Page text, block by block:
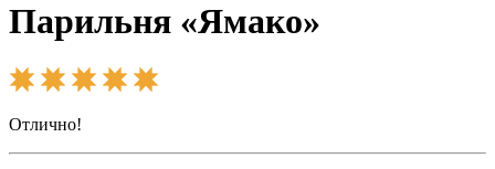
Парильня «Ямако»
Отлично!